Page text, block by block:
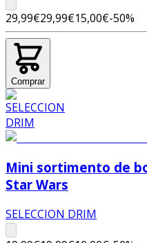
29,99€29,99€15,00€-50%
Comprar
Mini sortimento de
Star Wars
SELECCION DRIM